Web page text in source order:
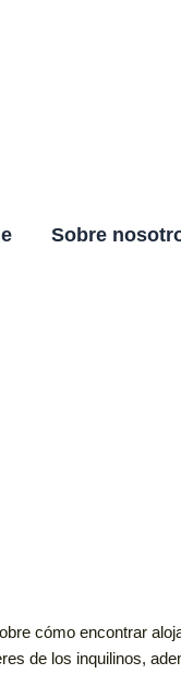
Sobre
cómo encontrar
de los inquilinos,